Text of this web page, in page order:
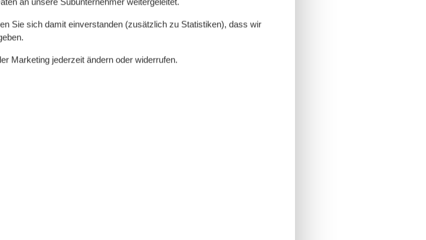
sind in einer
Nachmittag - und Strandkorb
und Geschirrspüler
Sie sich damit einverstanden (zusätzlich zu Statistiken), dass wir
Marketing jederzeit ändern oder widerrufen.